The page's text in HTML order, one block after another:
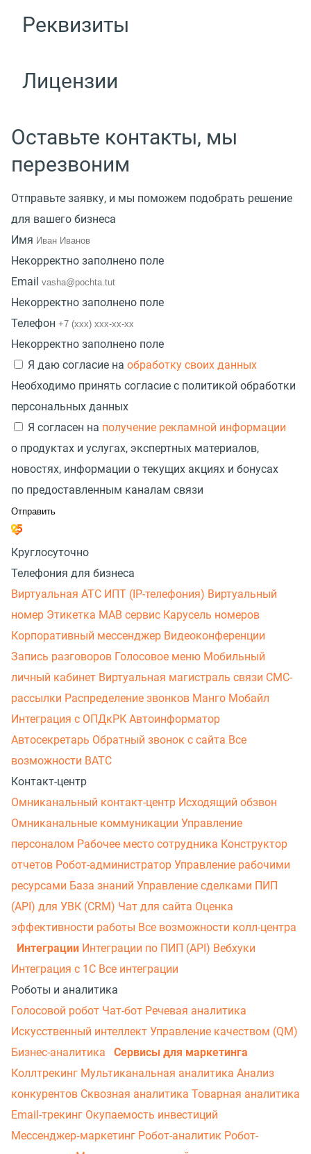
Реквизиты
Лицензии
Оставьте контакты, мы
перезвоним
Отправьте заявку, и мы поможем подобрать решение
для вашего бизнеса
Имя
Некорректно заполнено поле
Email
Некорректно заполнено поле
Телефон
Некорректно заполнено поле
Я даю согласие на обработку своих данных
Необходимо принять согласие с политикой обработки
персональных данных
Я согласен на получение рекламной информации
о продуктах и услугах, экспертных материалов,
новостях, информации о текущих акциях и бонусах
по предоставленным каналам связи
Круглосуточно
Телефония для бизнеса
Виртуальная АТС ИПТ (IP-телефония) Виртуальный
номер Этикетка МАВ сервис Карусель номеров
Корпоративный мессенджер Видеоконференции
Запись разговоров Голосовое меню Мобильный
личный кабинет Виртуальная магистраль связи СМС-
рассылки Распределение звонков Манго Мобайл
Интеграция с ОПДкРК Автоинформатор
Автосекретарь Обратный звонок с сайта Все
возможности ВАТС
Контакт-центр
Омниканальный контакт-центр Исходящий обзвон
Омниканальные коммуникации Управление
персоналом Рабочее место сотрудника Конструктор
отчетов Робот-администратор Управление рабочими
ресурсами База знаний Управление сделками ПИП
(API) для УВК (CRM) Чат для сайта Оценка
эффективности работы Все возможности колл-центра
Интеграции Интеграции по ПИП (API) Вебхуки
Интеграция с 1С Все интеграции
Роботы и аналитика
Голосовой робот Чат-бот Речевая аналитика
Искусственный интеллект Управление качеством (QM)
Бизнес-аналитика
Сервисы для маркетинга
Коллтрекинг Мультиканальная аналитика Анализ
конкурентов Сквозная аналитика Товарная аналитика
Email-трекинг Окупаемость инвестиций
Мессенджер‑маркетинг Робот-аналитик Робот-